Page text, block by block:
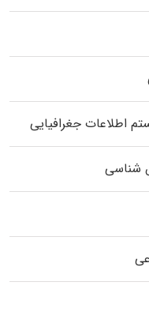
اطلاعات جغرافیایی
شناسی